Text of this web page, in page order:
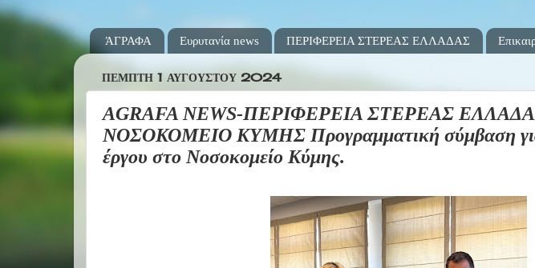
ΆΓΡΑΦΑ Ευρυτανία news ΠΕΡΙΦΕΡΕΙΑ ΣΤΕΡΕΑΣ ΕΛΛΑΔΑΣ
ΠΈΜΠΤΗ 1 ΑΥΓΟΎΣΤΟΥ 2024
AGRAFA NEWS-ΠΕΡΙΦΕΡΕΙΑ ΣΤΕΡΕΑΣ
ΝΟΣΟΚΟΜΕΙΟ ΚΥΜΗΣ Προγραμματική σύμβαση
έργου στο Νοσοκομείο Κύμης.